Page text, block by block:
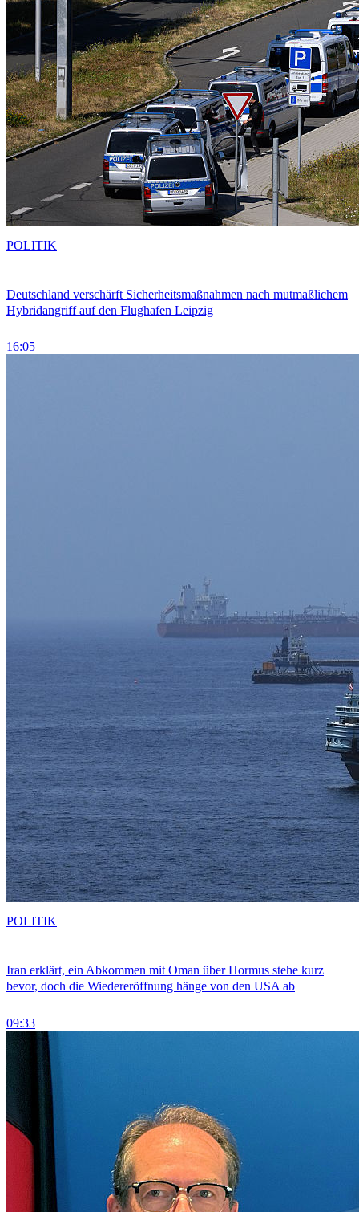
Deutschland verschärft Sicherheitsmaßnahmen nach mutmaßlichem
Hybridangriff auf den Flughafen Leipzig
16:05
POLITIK
Iran erklärt, ein Abkommen mit Oman über Hormus stehe kurz
bevor, doch die Wiedereröffnung hänge von den USA ab
09:33
POLITIK